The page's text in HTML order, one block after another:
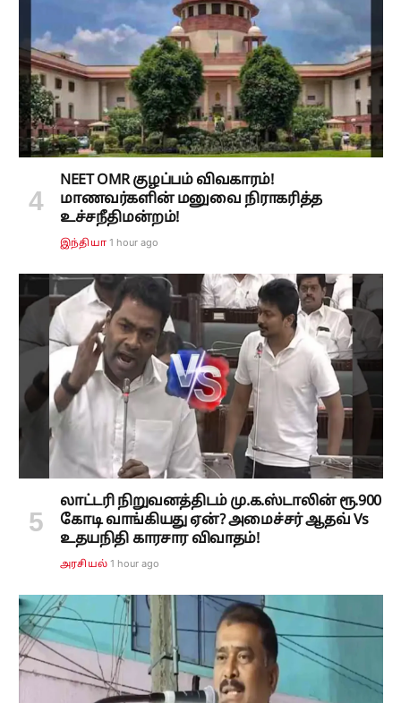
NEET OMR குழப்பம் விவகாரம்!
மாணவர்களின் மனுவை நிராகரித்த
உச்சநீதிமன்றம்!
இந்தியா 1 hour ago
லாட்டரி நிறுவனத்திடம் மு.க.ஸ்டாலின் ரூ.900
கோடி வாங்கியது ஏன்? அமைச்சர் ஆதவ் Vs
உதயநிதி காரசார விவாதம்!
அரசியல் 1 hour ago